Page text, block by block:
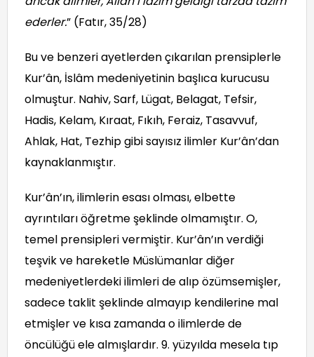
ederler.” (Fatır, 35/28)
Bu ve benzeri ayetlerden çıkarılan prensiplerle
Kur’ân, İslâm medeniyetinin başlıca kurucusu
olmuştur. Nahiv, Sarf, Lügat, Belagat, Tefsir,
Hadis, Kelam, Kıraat, Fıkıh, Feraiz, Tasavvuf,
Ahlak, Hat, Tezhip gibi sayısız ilimler Kur’ân’dan
kaynaklanmıştır.
Kur’ân’ın, ilimlerin esası olması, elbette
ayrıntıları öğretme şeklinde olmamıştır. O,
temel prensipleri vermiştir. Kur’ân’ın verdiği
teşvik ve hareketle Müslümanlar diğer
medeniyetlerdeki ilimleri de alıp özümsemişler,
sadece taklit şeklinde almayıp kendilerine mal
etmişler ve kısa zamanda o ilimlerde de
öncülüğü ele almışlardır. 9. yüzyılda mesela tıp